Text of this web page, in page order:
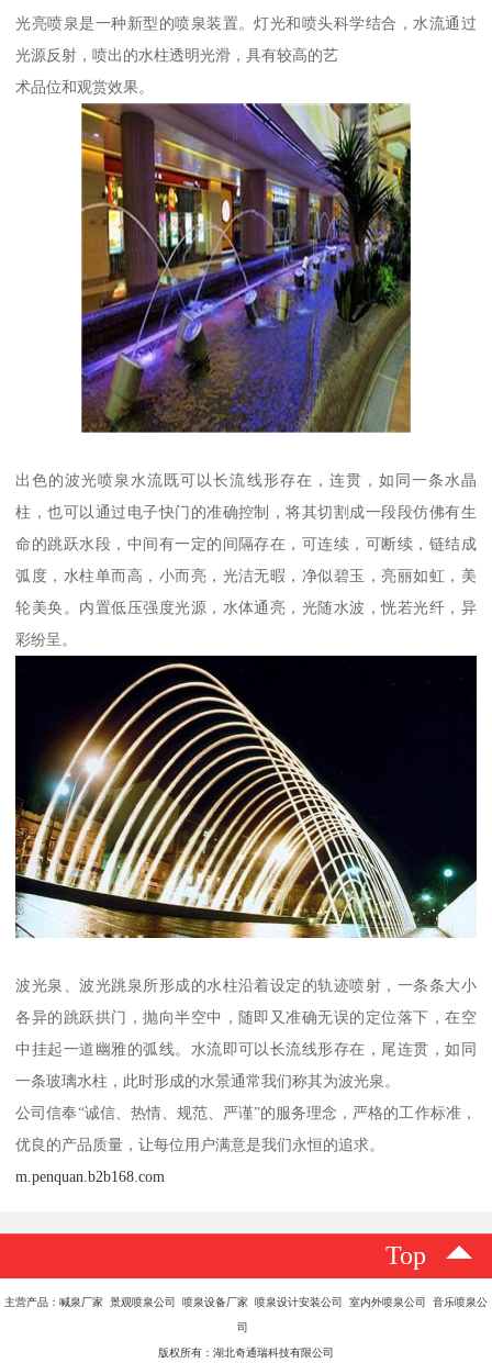
光亮喷泉是一种新型的喷泉装置。灯光和喷头科学结合，水流通过
光源反射，喷出的水柱透明光滑，具有较高的艺
术品位和观赏效果。
出色的波光喷泉水流既可以长流线形存在，连贯，如同一条水晶
柱，也可以通过电子快门的准确控制，将其切割成一段段仿佛有生
命的跳跃水段，中间有一定的间隔存在，可连续，可断续，链结成
弧度，水柱单而高，小而亮，光洁无暇，净似碧玉，亮丽如虹，美
轮美奂。内置低压强度光源，水体通亮，光随水波，恍若光纤，异
彩纷呈。
波光泉、波光跳泉所形成的水柱沿着设定的轨迹喷射，一条条大小
各异的跳跃拱门，抛向半空中，随即又准确无误的定位落下，在空
中挂起一道幽雅的弧线。水流即可以长流线形存在，尾连贯，如同
一条玻璃水柱，此时形成的水景通常我们称其为波光泉。
公司信奉“诚信、热情、规范、严谨”的服务理念，严格的工作标准，
优良的产品质量，让每位用户满意是我们永恒的追求。
m.penquan.b2b168.com
Top
主营产品：喊泉厂家 景观喷泉公司 喷泉设备厂家 喷泉设计安装公司 室内外喷泉公司 音乐喷泉公
司
版权所有：湖北奇通瑞科技有限公司